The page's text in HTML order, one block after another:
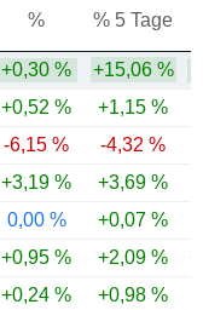
% % 5 Tage
+0,30 % +15,06 %
+0,52 % +1,15 %
-6,15 % -4,32 %
+3,19 % +3,69 %
0,00 % +0,07 %
+0,95 % +2,09 %
+0,24 % +0,98 %